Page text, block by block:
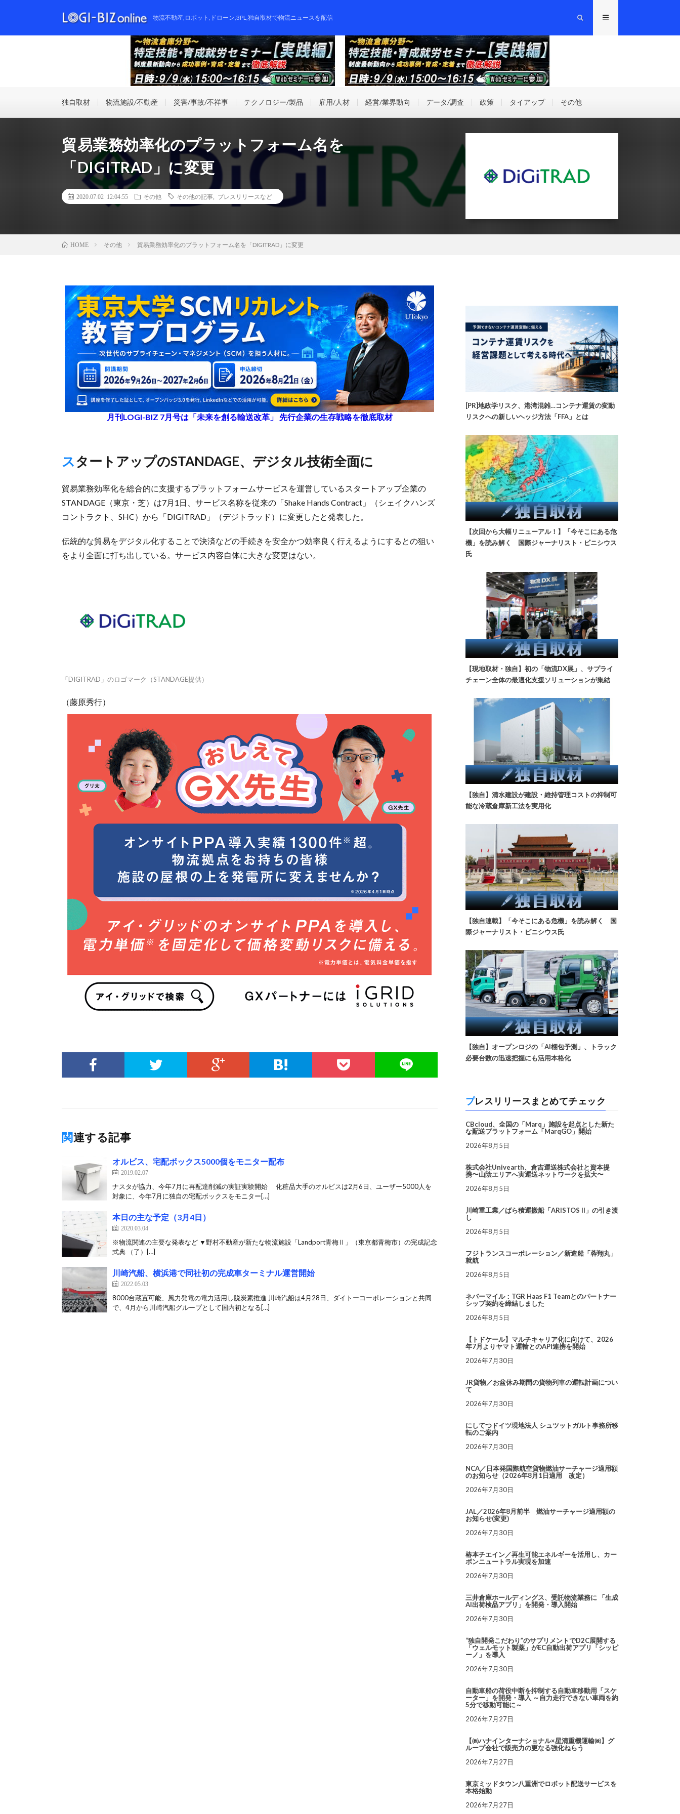
物流不動産,ロボット,ドローン,3PL,独自取材で物流ニュースを配信
独自取材 物流施設/不動産 災害/事故/不祥事 テクノロジー/製品 雇用/人材 経営/業界動向 データ/調査 政策 タイアップ その他
貿易業務効率化のプラットフォーム名を
「DIGITRAD」に変更
2020.07.02 12:04:55 その他 その他の記事 プレスリリースなど
HOME その他 貿易業務効率化のプラットフォーム名を「DIGITRAD」に変更
月刊LOGI-BIZ 7月号は「未来を創る輸送改革」 先行企業の生存戦略を徹底取材
スタートアップのSTANDAGE、デジタル技術全面に
貿易業務効率化を総合的に支援するプラットフォームサービスを運営しているスタートアップ企業の
STANDAGE（東京・芝）は7月1日、サービス名称を従来の「Shake Hands Contract」（シェイクハンズ
コントラクト、SHC）から「DIGITRAD」（デジトラッド）に変更したと発表した。
伝統的な貿易をデジタル化することで決済などの手続きを安全かつ効率良く行えるようにするとの狙い
をより全面に打ち出している。サービス内容自体に大きな変更はない。
「DIGITRAD」のロゴマーク（STANDAGE提供）
（藤原秀行）
関連する記事
オルビス、宅配ボックス5000個をモニター配布
2019.02.07
ナスタが協力、今年7月に再配達削減の実証実験開始 化粧品大手のオルビスは2月6日、ユーザー5000人を
対象に、今年7月に独自の宅配ボックスをモニター[…]
本日の主な予定（3月4日）
2020.03.04
※物流関連の主要な発表など ▼野村不動産が新たな物流施設「Landport青梅Ⅱ」（東京都青梅市）の完成記念
式典 （了）[…]
川崎汽船、横浜港で同社初の完成車ターミナル運営開始
2022.05.03
8000台蔵置可能、風力発電の電力活用し脱炭素推進 川崎汽船は4月28日、ダイトーコーポレーションと共同
で、4月から川崎汽船グループとして国内初となる[…]
[PR]地政学リスク、港湾混雑…コンテナ運賃の変動
リスクへの新しいヘッジ方法「FFA」とは
【次回から大幅リニューアル！】「今そこにある危
機」を読み解く 国際ジャーナリスト・ビニシウス
氏
【現地取材・独自】初の「物流DX展」、サプライ
チェーン全体の最適化支援ソリューションが集結
【独自】清水建設が建設・維持管理コストの抑制可
能な冷蔵倉庫新工法を実用化
【独自連載】「今そこにある危機」を読み解く 国
際ジャーナリスト・ビニシウス氏
【独自】オープンロジの「AI梱包予測」、トラック
必要台数の迅速把握にも活用本格化
プレスリリースまとめてチェック
CBcloud、全国の「Marq」施設を起点とした新た
な配送プラットフォーム「MarqGO」開始
2026年8月5日
株式会社Univearth、倉吉運送株式会社と資本提
携〜山陰エリアへ実運送ネットワークを拡大〜
2026年8月5日
川崎重工業／ばら積運搬船「ARISTOS II」の引き渡
し
2026年8月5日
フジトランスコーポレーション／新造船「蓉翔丸」
就航
2026年8月5日
ネバーマイル：TGR Haas F1 Teamとのパートナー
シップ契約を締結しました
2026年8月5日
【トドケール】マルチキャリア化に向けて、2026
年7月よりヤマト運輸とのAPI連携を開始
2026年7月30日
JR貨物／お盆休み期間の貨物列車の運転計画につい
て
2026年7月30日
にしてつドイツ現地法人 シュツットガルト事務所移
転のご案内
2026年7月30日
NCA／日本発国際航空貨物燃油サーチャージ適用額
のお知らせ（2026年8月1日適用 改定）
2026年7月30日
JAL／2026年8月前半 燃油サーチャージ適用額の
お知らせ(変更)
2026年7月30日
椿本チエイン／再生可能エネルギーを活用し、カー
ボンニュートラル実現を加速
2026年7月30日
三井倉庫ホールディングス、受託物流業務に 「生成
AI出荷検品アプリ」を開発・導入開始
2026年7月30日
“独自開発こだわり”のサプリメントでD2C展開する
「ウェルモット製薬」がEC自動出荷アプリ「シッピ
ーノ」を導入
2026年7月30日
自動車船の荷役中断を抑制する自動車移動用「スケ
ーター」を開発・導入 ～自力走行できない車両を約
5分で移動可能に～
2026年7月27日
【㈱ハナインターナショナル×星清重機運輸㈱】グ
ループ会社で販売力の更なる強化ねらう
2026年7月27日
東京ミッドタウン八重洲でロボット配送サービスを
本格始動
2026年7月27日